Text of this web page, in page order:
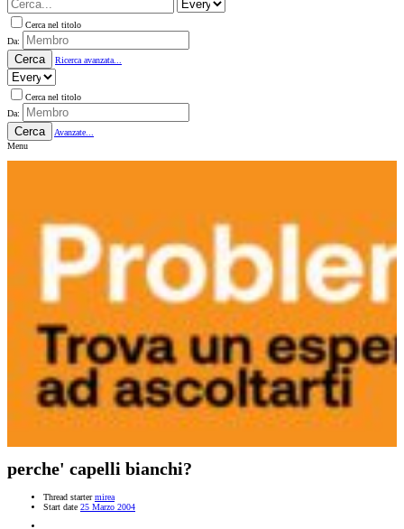
Cerca nel titolo
Da:
Cerca Ricerca avanzata...
Cerca nel titolo
Da:
Cerca
Avanzate...
Menu
perche' capelli bianchi?
Thread starter mirea
Start date 25 Marzo 2004